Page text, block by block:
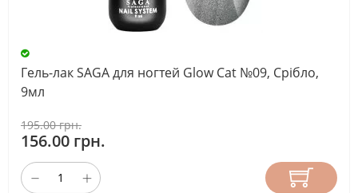
Гель-лак SAGA для ногтей Glow Cat №09, Срібло,
9мл
195.00 грн.
156.00 грн.